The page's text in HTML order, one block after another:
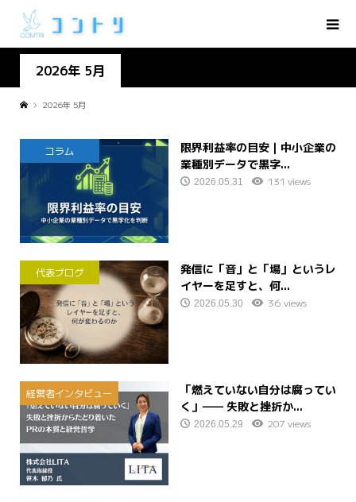
2026年 5月
2026年 5月
コラム
限界利益率の目安｜中小企業の
業種別データで黒字...
2026.05.31 131 views
代表ブログ
発信に「音」と「場」というレ
イヤーを足すと、何...
2026.05.30 36 views
経営者インタビュー
「燃えていない自分は腐ってい
く」—— 失敗と挫折か...
2026.05.29 207 views